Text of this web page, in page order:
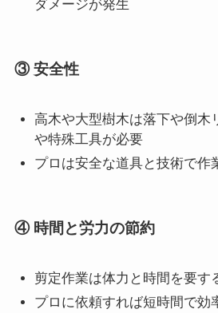
ダメージが発生
③ 安全性
高木や大型樹木は落下や倒木
や特殊工具が必要
プロは安全な道具と技術で作
④ 時間と労力の節約
剪定作業は体力と時間を要す
プロに依頼すれば短時間で効